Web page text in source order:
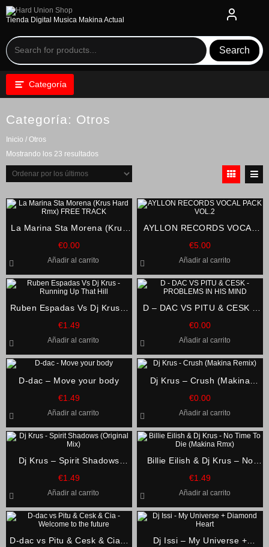
contenido
Tienda Digital Musica Makina Actual
Search
Categoría
Categoría: Otros
Inicio / Otros
Mostrando los 23 resultadosOrdenado
La Marina Sta Morena (Krus
Hard Rmx) FREE TRACK
€0.00
Añadir al carrito
AYLLON RECORDS VOCAL
PACK VOL.2
€5.00
Añadir al carrito
Ruben Espadas Vs Dj Krus –
Running Up That Hill
€1.49
Añadir al carrito
D – DAC VS PITU & CESK –
PROBLEMS IN HIS MIND
€0.00
Añadir al carrito
D-dac – Move your body
€1.49
Añadir al carrito
Dj Krus – Crush (Makina
Remix)
€0.00
Añadir al carrito
Dj Krus – Spirit Shadows
(Original Mix)
€1.49
Añadir al carrito
Billie Eilish & Dj Krus – No
Time To Die (Makina Rmx)
€1.49
Añadir al carrito
D-dac vs Pitu & Cesk & Cia –
Dj Issi – My Universe +